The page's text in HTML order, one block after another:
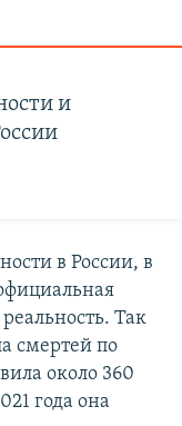
и
в России, в
Так
смертей по
около 360
года она